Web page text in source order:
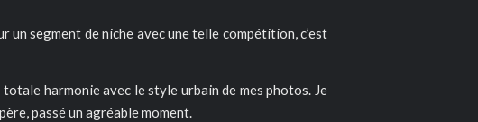
segment de niche avec une telle compétition, c’est
harmonie avec le style urbain de mes photos. Je
passé un agréable moment.